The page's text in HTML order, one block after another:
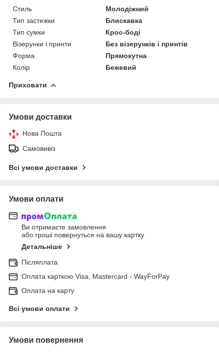
Стиль
Молодіжний
Тип застежки
Блискавка
Тип сумки
Крос-боді
Візерунки і принти
Без візерунків і принтів
Форма
Прямокутна
Колір
Бежевий
Приховати
Умови доставки
Нова Пошта
Самовивіз
Всі умови доставки
Умови оплати
Ви отримаєте замовлення
або гроші повернуться на вашу картку
Детальніше
Післяплата
Оплата карткою Visa, Mastercard - WayForPay
Оплата на карту
Всі умови оплати
Умови повернення